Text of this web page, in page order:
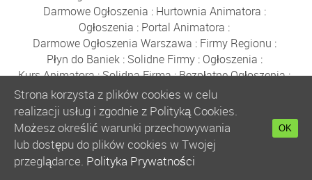
Darmowe Ogłoszenia : Hurtownia Animatora :
Ogłoszenia : Portal Animatora :
Darmowe Ogłoszenia Warszawa : Firmy Regionu :
Płyn do Baniek: Solidne Firmy: Ogłoszenia :
Kurs Animatora:Solidna Firma:Bezpłatne Ogłoszenia:
Animator Czasu Wolnego:
Bezpłatne Ogłoszenia Warszawa:sklep animatora
Bańki Mydlane:Bezpłatne Ogłoszenia
Szkolenie Animatorów:Kurs Animatora
:
Kurs Animatora Warszawa :Rumia
Kurs Animatora Poznań:
Strona korzysta z plików cookies w celu
realizacji usług i zgodnie z Polityką Cookies.
Możesz określić warunki przechowywania
lub dostępu do plików cookies w Twojej
przeglądarce. Polityka Prywatności
OK